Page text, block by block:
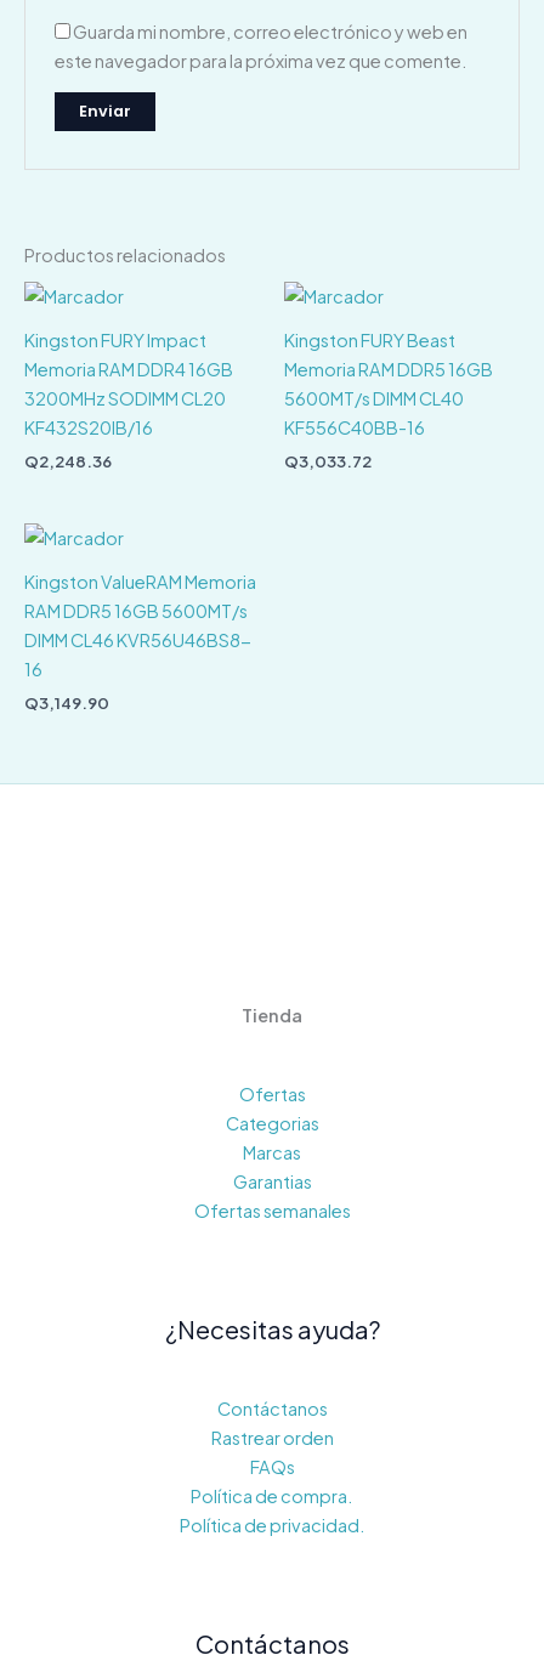
Guarda mi nombre, correo electrónico y web en
este navegador para la próxima vez que comente.
Productos relacionados
Kingston FURY Impact
Memoria RAM DDR4 16GB
3200MHz SODIMM CL20
KF432S20IB/16
Q2,248.36
Kingston FURY Beast
Memoria RAM DDR5 16GB
5600MT/s DIMM CL40
KF556C40BB-16
Q3,033.72
Kingston ValueRAM Memoria
RAM DDR5 16GB 5600MT/s
DIMM CL46 KVR56U46BS8-
16
Q3,149.90
Tienda
Ofertas
Categorias
Marcas
Garantias
Ofertas semanales
¿Necesitas ayuda?
Contáctanos
Rastrear orden
FAQs
Política de compra.
Política de privacidad.
Contáctanos